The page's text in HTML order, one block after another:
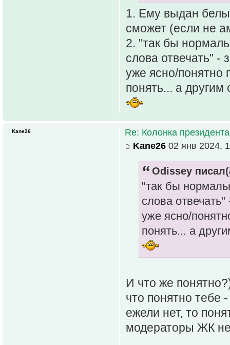
1. Ему выдан
сможет (если не
2. "так бы
слова отвечать" -
уже ясно/понятно
понять... а другим
Re: Колонка президента
Kane26 02 янв 2024,
Odissey
"так бы
слова
уже ясно/
понять... а
И что же
что понятно тебе
ежели нет, то
модераторы ЖК
Kane26